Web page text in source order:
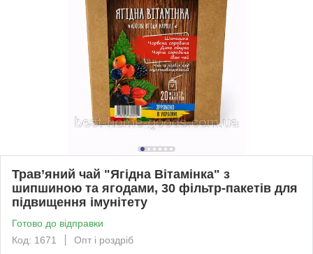
Трав’яний чай "Ягідна Вітамінка" з
шипшиною та ягодами, 30 фільтр-пакетів для
підвищення імунітету
Готово до відправки
Код: 1671
Опт і роздріб